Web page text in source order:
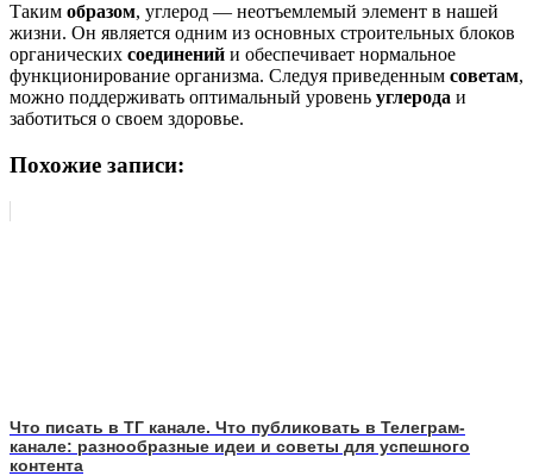
Таким образом, углерод — неотъемлемый элемент в нашей
жизни. Он является одним из основных строительных блоков
органических соединений и обеспечивает нормальное
функционирование организма. Следуя приведенным советам,
можно поддерживать оптимальный уровень углерода и
заботиться о своем здоровье.
Похожие записи:
Что писать в ТГ канале. Что публиковать в Телеграм-
канале: разнообразные идеи и советы для успешного
контента